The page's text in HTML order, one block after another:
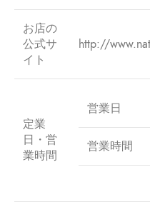
お店の
公式サ
イト
http://
定業
日・営
業時間
営業日
営業時間